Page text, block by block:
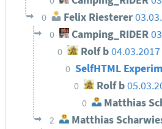
0 Felix Riesterer
0 Camping_RIDER
0 Rolf b
0 SelfHTML
0 Rolf b
0 Matthias
2 Matthias